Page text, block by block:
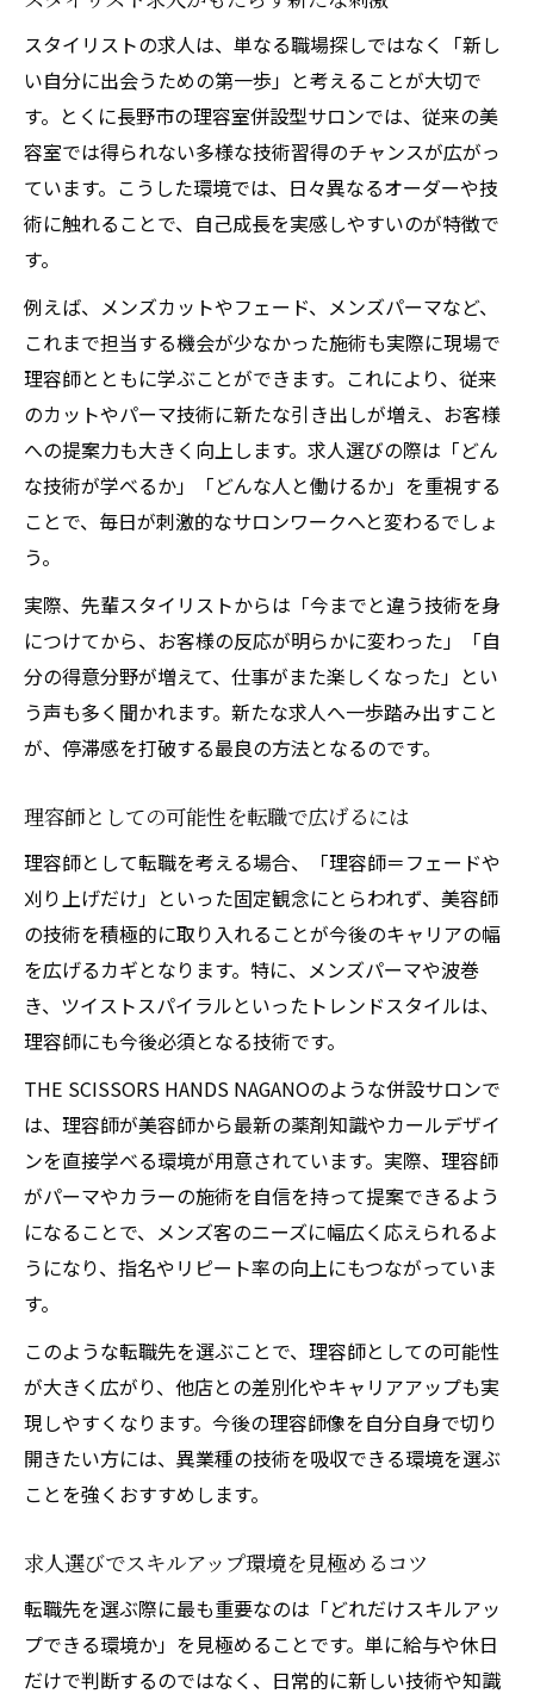
スタイリストの求人は、単なる職場探しではなく「新し
い自分に出会うための第一歩」と考えることが大切で
す。とくに長野市の理容室併設型サロンでは、従来の美
容室では得られない多様な技術習得のチャンスが広がっ
ています。こうした環境では、日々異なるオーダーや技
術に触れることで、自己成長を実感しやすいのが特徴で
す。
例えば、メンズカットやフェード、メンズパーマなど、
これまで担当する機会が少なかった施術も実際に現場で
理容師とともに学ぶことができます。これにより、従来
のカットやパーマ技術に新たな引き出しが増え、お客様
への提案力も大きく向上します。求人選びの際は「どん
な技術が学べるか」「どんな人と働けるか」を重視する
ことで、毎日が刺激的なサロンワークへと変わるでしょ
う。
実際、先輩スタイリストからは「今までと違う技術を身
につけてから、お客様の反応が明らかに変わった」「自
分の得意分野が増えて、仕事がまた楽しくなった」とい
う声も多く聞かれます。新たな求人へ一歩踏み出すこと
が、停滞感を打破する最良の方法となるのです。
理容師としての可能性を転職で広げるには
理容師として転職を考える場合、「理容師＝フェードや
刈り上げだけ」といった固定観念にとらわれず、美容師
の技術を積極的に取り入れることが今後のキャリアの幅
を広げるカギとなります。特に、メンズパーマや波巻
き、ツイストスパイラルといったトレンドスタイルは、
理容師にも今後必須となる技術です。
THE SCISSORS HANDS NAGANOのような併設サロンで
は、理容師が美容師から最新の薬剤知識やカールデザイ
ンを直接学べる環境が用意されています。実際、理容師
がパーマやカラーの施術を自信を持って提案できるよう
になることで、メンズ客のニーズに幅広く応えられるよ
うになり、指名やリピート率の向上にもつながっていま
す。
このような転職先を選ぶことで、理容師としての可能性
が大きく広がり、他店との差別化やキャリアアップも実
現しやすくなります。今後の理容師像を自分自身で切り
開きたい方には、異業種の技術を吸収できる環境を選ぶ
ことを強くおすすめします。
求人選びでスキルアップ環境を見極めるコツ
転職先を選ぶ際に最も重要なのは「どれだけスキルアッ
プできる環境か」を見極めることです。単に給与や休日
だけで判断するのではなく、日常的に新しい技術や知識